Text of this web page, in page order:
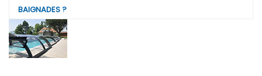
BAIGNADES ?